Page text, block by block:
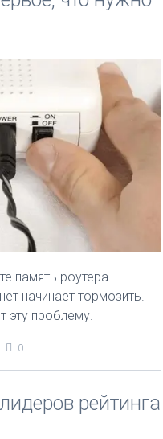
память роутера
начинает тормозить.
эту проблему.
0
рейтинга